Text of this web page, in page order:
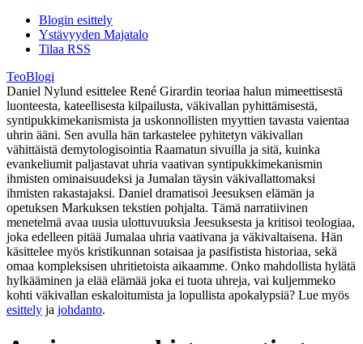
Blogin esittely
Ystävyyden Majatalo
Tilaa RSS
TeoBlogi
Daniel Nylund esittelee René Girardin teoriaa halun mimeettisestä
luonteesta, kateellisesta kilpailusta, väkivallan pyhittämisestä,
syntipukkimekanismista ja uskonnollisten myyttien tavasta vaientaa
uhrin ääni. Sen avulla hän tarkastelee pyhitetyn väkivallan
vähittäistä demytologisointia Raamatun sivuilla ja sitä, kuinka
evankeliumit paljastavat uhria vaativan syntipukkimekanismin
ihmisten ominaisuudeksi ja Jumalan täysin väkivallattomaksi
ihmisten rakastajaksi. Daniel dramatisoi Jeesuksen elämän ja
opetuksen Markuksen tekstien pohjalta. Tämä narratiivinen
menetelmä avaa uusia ulottuvuuksia Jeesuksesta ja kritisoi teologiaa,
joka edelleen pitää Jumalaa uhria vaativana ja väkivaltaisena. Hän
käsittelee myös kristikunnan sotaisaa ja pasifistista historiaa, sekä
omaa kompleksisen uhritietoista aikaamme. Onko mahdollista hylätä
hylkääminen ja elää elämää joka ei tuota uhreja, vai kuljemmeko
kohti väkivallan eskaloitumista ja lopullista apokalypsiä? Lue myös
esittely ja johdanto.